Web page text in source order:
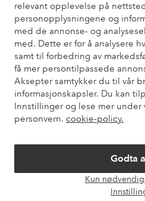
relevant opplevelse på
personopplysningene og
med de annonse- og
med. Dette er for å analysere
samt til forbedring av
få mer persontilpassede
Aksepter samtykker du til vår
informasjonskapsler. Du kan
Innstillinger og lese mer under
personvern. cookie-policy.
Godta
Kun
Du finner svar på de vanligste
også informasjon om hvordan du
Kundeservice
Mine sider